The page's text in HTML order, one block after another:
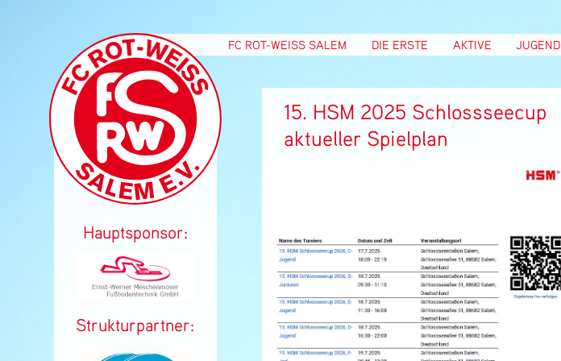
Navigation
überspringen
FC ROT-WEISS SALEM DIE ERSTE AKTIVE JUGEND
15. HSM 2025 Schlossseecup
aktueller Spielplan
Hauptsponsor:
Strukturpartner: